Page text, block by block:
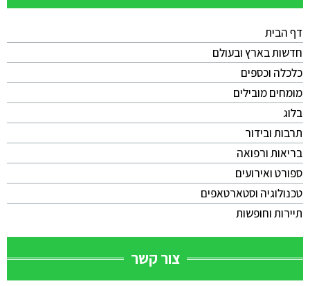
דף הבית
חדשות בארץ ובעולם
כלכלה וכספים
מומחים מובילים
בלוג
תרבות ובידור
בריאות ורפואה
ספורט ואירועים
טכנולוגיה וסטארטאפים
תיירות וחופשות
צור קשר